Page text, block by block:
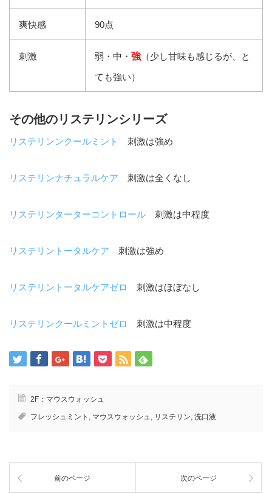
爽快感 90点
刺激 弱・中・ 強 （少し甘味も感じるが、と
ても強い）
その他のリステリンシリーズ
リステリンンクールミント 刺激は強め
リステリンナチュラルケア 刺激は全くなし
リステリンターターコントロール 刺激は中程度
リステリントータルケア 刺激は強め
リステリントータルケアゼロ 刺激はほぼなし
リステリンクールミントゼロ 刺激は中程度
2F：マウスウォッシュ
フレッシュミント , マウスウォッシュ, リステリン, 洗口液
前のページ 次のページ